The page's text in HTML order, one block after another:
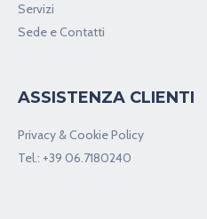
Servizi
Sede e Contatti
ASSISTENZA CLIENTI
Privacy & Cookie Policy
Tel.: +39 06.7180240